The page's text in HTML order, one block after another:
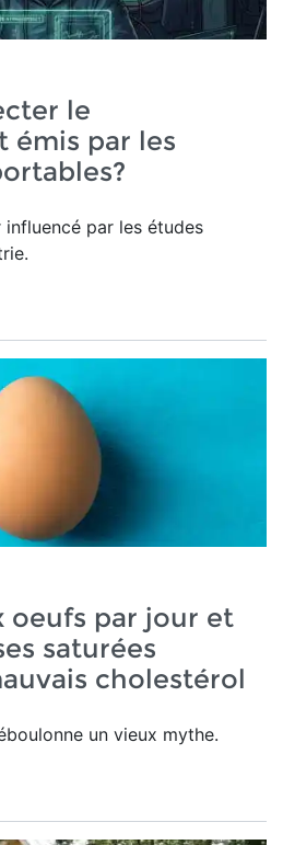
le
émis par les
influencé par les études
oeufs par jour et
saturées
cholestérol
un vieux mythe.